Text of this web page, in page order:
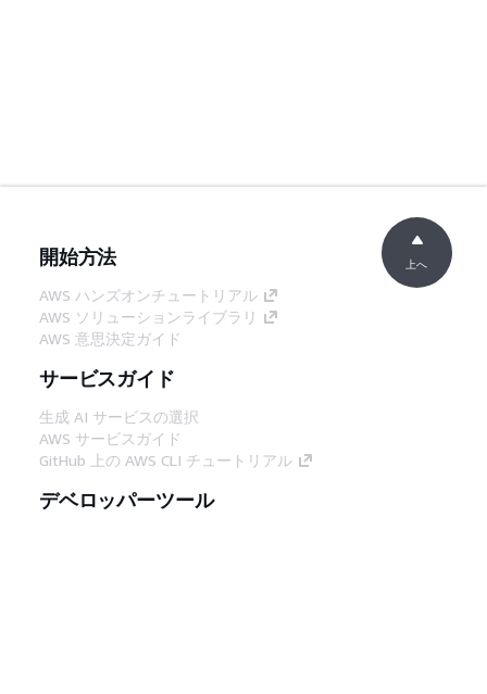
開始方法
AWS ハンズオンチュートリアル
AWS ソリューションライブラリ
AWS 意思決定ガイド
サービスガイド
生成 AI サービスの選択
AWS サービスガイド
GitHub 上の AWS CLI チュートリアル
デベロッパーツール
上へ